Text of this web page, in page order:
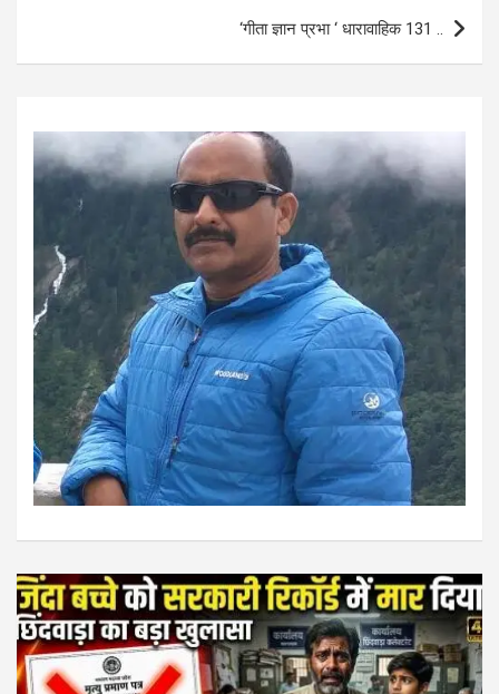
‘गीता ज्ञान प्रभा ‘ धारावाहिक 131 ..